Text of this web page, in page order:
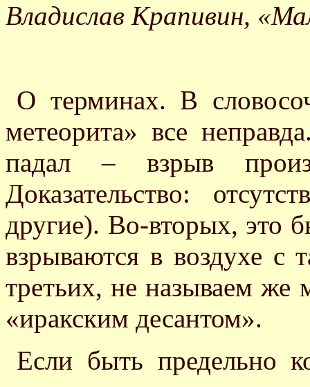
Владислав Крапивин,
О терминах. В
метеорита» все
падал – взрыв
Доказательство:
другие). Во-вторых, это
взрываются в воздухе
третьих, не называем же
«иракским десантом».
Если быть предельно